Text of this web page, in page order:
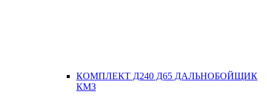
КОМПЛЕКТ Д240 Д65 ДАЛЬНОБОЙЩИК
КМЗ